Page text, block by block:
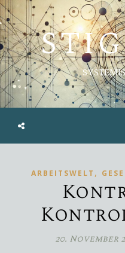
ARBEITSWELT ,
20. November